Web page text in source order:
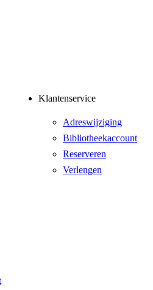
Klantenservice
Adreswijziging
Bibliotheekaccount
Reserveren
Verlengen